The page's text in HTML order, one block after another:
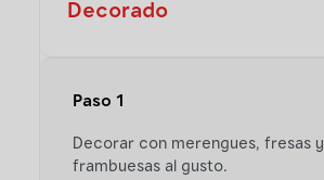
Decorado
Paso 1
Decorar con merengues, fresas y
frambuesas al gusto.